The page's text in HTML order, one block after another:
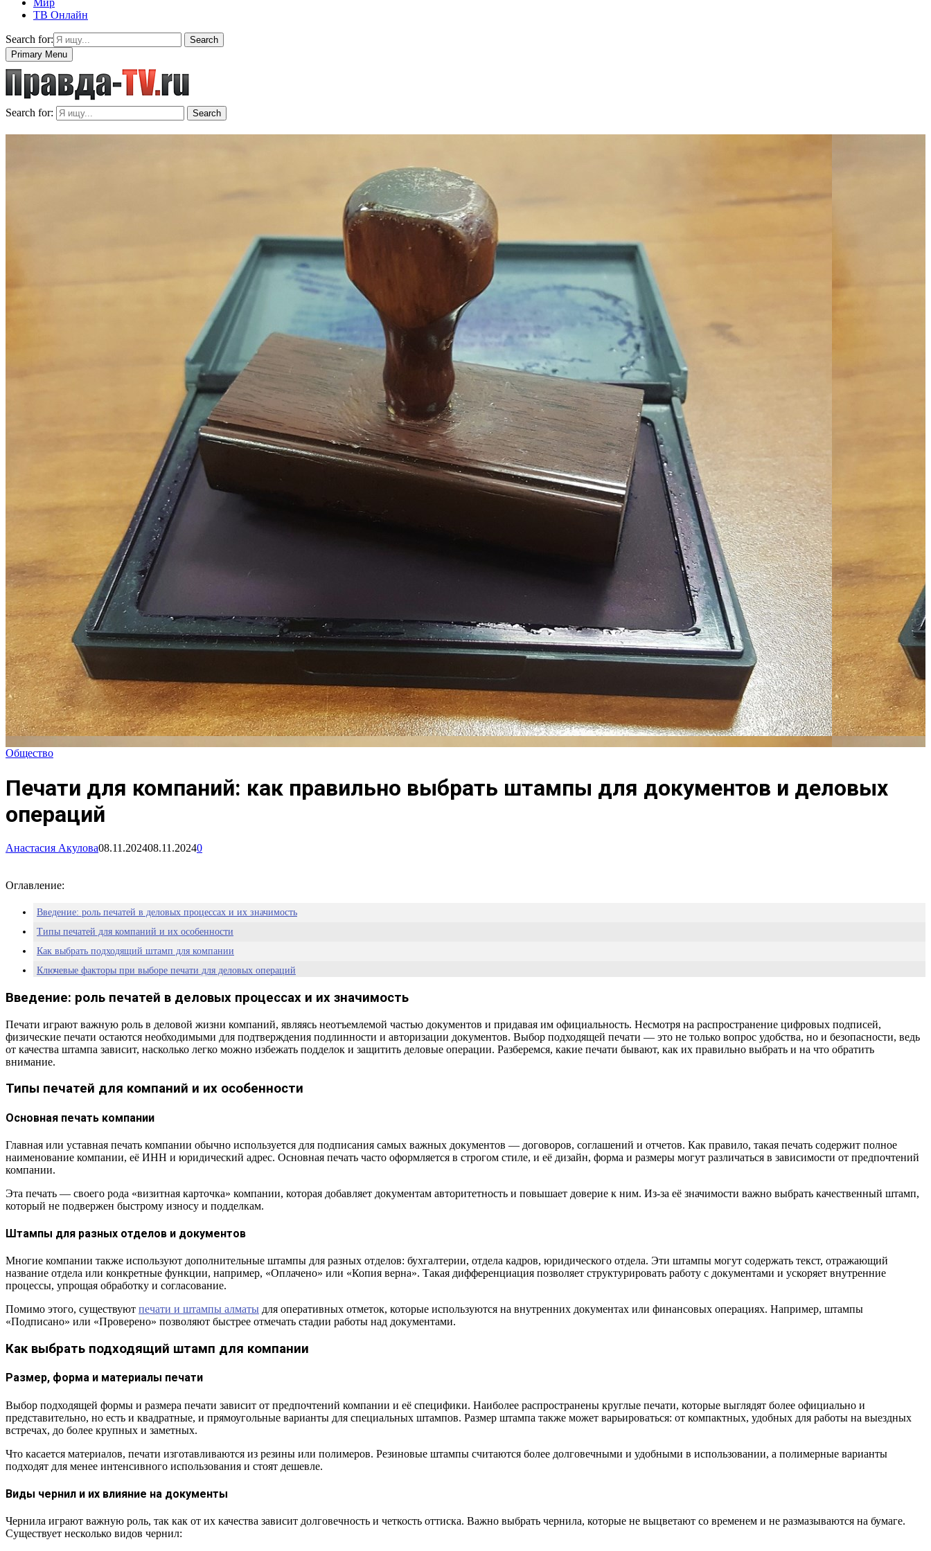
Мир
ТВ Онлайн
Search for:
Search
Primary Menu
Search for: Search
Общество
Печати для компаний: как правильно выбрать штампы для документов и деловых
операций
Анастасия Акулова08.11.202408.11.20240
Оглавление:
Введение: роль печатей в деловых процессах и их значимость
Типы печатей для компаний и их особенности
Как выбрать подходящий штамп для компании
Ключевые факторы при выборе печати для деловых операций
Проверка соответствия печати юридическим требованиям
Часто задаваемые вопросы
Введение: роль печатей в деловых процессах и их значимость
Печати играют важную роль в деловой жизни компаний, являясь неотъемлемой частью документов и придавая им официальность. Несмотря на распространение цифровых подписей,
физические печати остаются необходимыми для подтверждения подлинности и авторизации документов. Выбор подходящей печати — это не только вопрос удобства, но и безопасности, ведь
от качества штампа зависит, насколько легко можно избежать подделок и защитить деловые операции. Разберемся, какие печати бывают, как их правильно выбрать и на что обратить
внимание.
Типы печатей для компаний и их особенности
Основная печать компании
Главная или уставная печать компании обычно используется для подписания самых важных документов — договоров, соглашений и отчетов. Как правило, такая печать содержит полное
наименование компании, её ИНН и юридический адрес. Основная печать часто оформляется в строгом стиле, и её дизайн, форма и размеры могут различаться в зависимости от предпочтений
компании.
Эта печать — своего рода «визитная карточка» компании, которая добавляет документам авторитетность и повышает доверие к ним. Из-за её значимости важно выбрать качественный штамп,
который не подвержен быстрому износу и подделкам.
Штампы для разных отделов и документов
Многие компании также используют дополнительные штампы для разных отделов: бухгалтерии, отдела кадров, юридического отдела. Эти штампы могут содержать текст, отражающий
название отдела или конкретные функции, например, «Оплачено» или «Копия верна». Такая дифференциация позволяет структурировать работу с документами и ускоряет внутренние
процессы, упрощая обработку и согласование.
Помимо этого, существуют печати и штампы алматы для оперативных отметок, которые используются на внутренних документах или финансовых операциях. Например, штампы
«Подписано» или «Проверено» позволяют быстрее отмечать стадии работы над документами.
Как выбрать подходящий штамп для компании
Размер, форма и материалы печати
Выбор подходящей формы и размера печати зависит от предпочтений компании и её специфики. Наиболее распространены круглые печати, которые выглядят более официально и
представительно, но есть и квадратные, и прямоугольные варианты для специальных штампов. Размер штампа также может варьироваться: от компактных, удобных для работы на выездных
встречах, до более крупных и заметных.
Что касается материалов, печати изготавливаются из резины или полимеров. Резиновые штампы считаются более долговечными и удобными в использовании, а полимерные варианты
подходят для менее интенсивного использования и стоят дешевле.
Виды чернил и их влияние на документы
Чернила играют важную роль, так как от их качества зависит долговечность и четкость оттиска. Важно выбрать чернила, которые не выцветают со временем и не размазываются на бумаге.
Существует несколько видов чернил: